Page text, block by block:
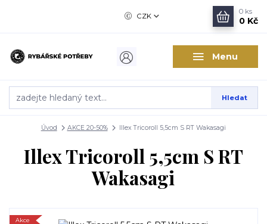
Menu
CZK
Hledat
0 ks
0 Kč
Úvod AKCE 20-50% Illex Tricoroll 5,5cm S RT Wakasagi
Illex Tricoroll 5,5cm S RT
Wakasagi
Akce